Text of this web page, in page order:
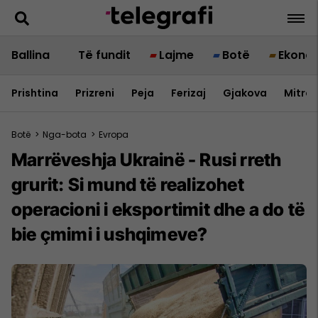
Ballina Të fundit Lajme Botë
Prishtina Prizreni Peja Ferizaj Gjakova
Botë > Nga-bota > Evropa
Marrëveshja Ukrainë - Rusi rreth
grurit: Si mund të realizohet
operacioni i eksportimit dhe a do të
bie çmimi i ushqimeve?